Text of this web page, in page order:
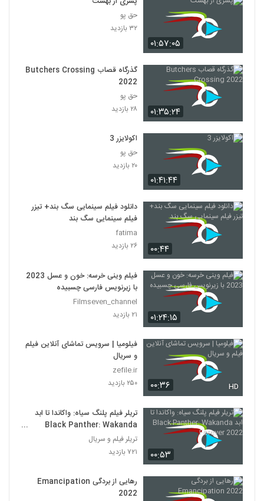
۰۱:۵۷:۰۵
حق پو
۳۲ بازدید
۰۱:۳۵:۲۴
گذرگاه قصاب Butchers Crossing
2022
حق پو
۲۸ بازدید
۰۱:۴۱:۴۴
اکولایزر 3
حق پو
۲۰ بازدید
۰۰:۴۴
دانلود فیلم سینمایی سگ بند+ تیزر
فیلم سینمایی سگ بند
fatima
۲۶ بازدید
۰۱:۲۴:۱۵
فیلم وینی خرسه: خون و عسل 2023
با زیرنویس فارسی چسبیده
Filmseven_channel
۲۱ بازدید
۰۰:۳۶ HD
فیلومیا | سرویس تماشای آنلاین فیلم
و سریال
zefile.ir
۲۵۰ بازدید
۰۰:۵۳
تریلر فیلم پلنگ سیاه: واکاندا تا ابد
Black Panther: Wakanda
Forever 2022
تریلر فیلم و سریال
۷۲۱ بازدید
رهایی از بردگی Emancipation
2022